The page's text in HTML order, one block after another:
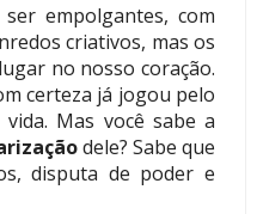
empolgantes, com
criativos, mas os
no nosso coração.
certeza já jogou pelo
Mas você sabe a
dele? Sabe que
disputa de poder e